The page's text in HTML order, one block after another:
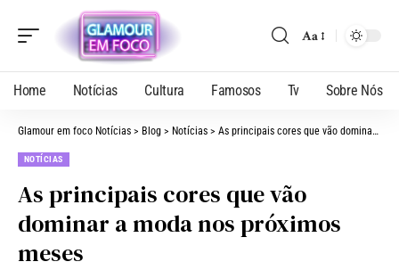
Aa
Home Notícias Cultura Famosos Tv Sobre Nós
Glamour em foco Notícias > Blog > Notícias > As principais cores que vão dominar a moda nos próximos meses
NOTÍCIAS
As principais cores que vão
dominar a moda nos próximos
meses